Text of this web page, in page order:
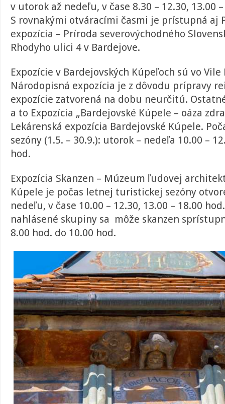
v utorok až nedeľu, v čase 8.30 – 12.30, 13.00
S rovnakými otváracími časmi je prístupná aj
expozícia – Príroda severovýchodného
Rhodyho ulici 4 v Bardejove.
Expozície v Bardejovských Kúpeľoch sú vo Vile
Národopisná expozícia je z dôvodu prípravy
expozície zatvorená na dobu neurčitú.
a to Expozícia „Bardejovské Kúpele – oáza
Lekárenská expozícia Bardejovské Kúpele.
sezóny (1.5. – 30.9.): utorok – nedeľa 10.00 –
hod.
Expozícia Skanzen – Múzeum ľudovej
Kúpele je počas letnej turistickej sezóny
nedeľu, v čase 10.00 – 12.30, 13.00 – 18.00
nahlásené skupiny sa môže skanzen
8.00 hod. do 10.00 hod.